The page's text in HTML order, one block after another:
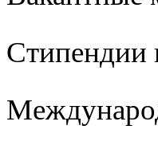
Стипендии